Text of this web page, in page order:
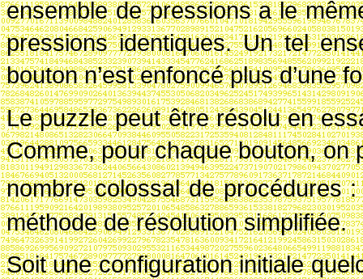
ensemble de pressions a le
pressions identiques. Un tel
bouton n’est enfoncé plus d’une
Le puzzle peut être résolu en
Comme, pour chaque bouton, on
nombre colossal de procédures
méthode de résolution simplifiée.
Soit une configuration initiale